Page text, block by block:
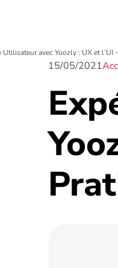
Utilisateur avec Yoozly : UX et l’UI
15/05/2021